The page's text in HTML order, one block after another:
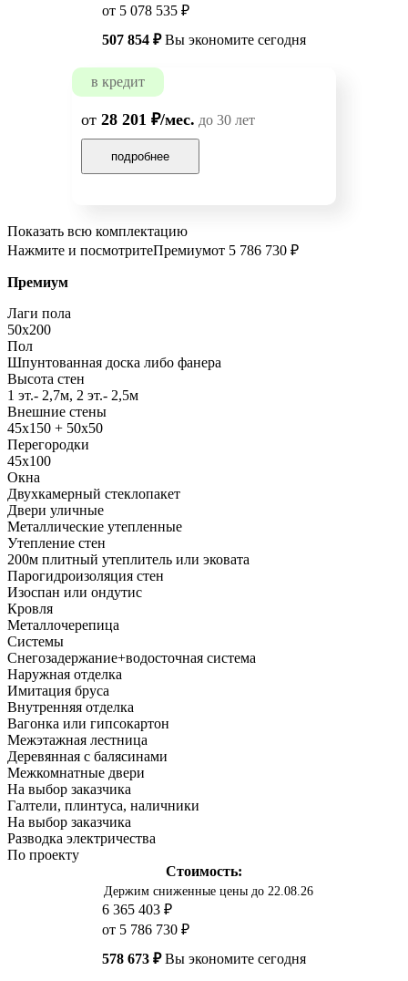
от 5 078 535 ₽
507 854 ₽Вы экономите сегодня
в кредит
от 28 201 ₽/мес. до 30 лет
подробнее
Показать всю комплектацию
Нажмите и посмотритеПремиумот 5 786 730 ₽
Премиум
Лаги пола
50x200
Пол
Шпунтованная доска либо фанера
Высота стен
1 эт.- 2,7м, 2 эт.- 2,5м
Внешние стены
45х150 + 50х50
Перегородки
45х100
Окна
Двухкамерный стеклопакет
Двери уличные
Металлические утепленные
Утепление стен
200м плитный утеплитель или эковата
Парогидроизоляция стен
Изоспан или ондутис
Кровля
Металлочерепица
Системы
Снегозадержание+водосточная система
Наружная отделка
Имитация бруса
Внутренняя отделка
Вагонка или гипсокартон
Межэтажная лестница
Деревянная с балясинами
Межкомнатные двери
На выбор заказчика
Галтели, плинтуса, наличники
На выбор заказчика
Разводка электричества
По проекту
Стоимость:
Держим сниженные цены до 22.08.26
6 365 403 ₽
от 5 786 730 ₽
578 673 ₽Вы экономите сегодня